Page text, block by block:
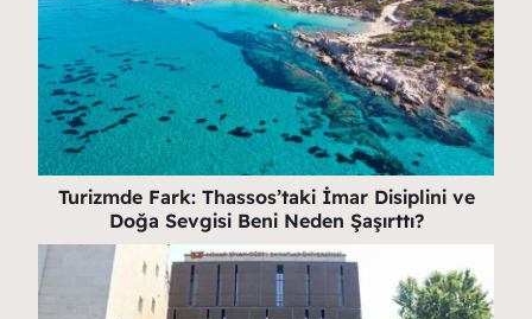
Turizmde Fark: Thassos’taki İmar Disiplini ve
Doğa Sevgisi Beni Neden Şaşırttı?